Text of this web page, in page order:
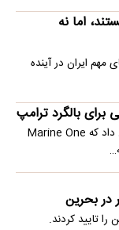
اما نه
مهم ایران در آینده
برای بالگرد ترامپ
حادثه امنیتی برای بالگرد دونالد ترامپ پس از آن رخ داد که Marine One
در بحرین
تایید کردند.